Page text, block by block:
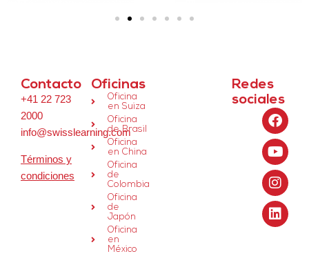
Contacto
+41 22 723
2000
info@swisslearning.com
Términos y
condiciones
Oficinas
Oficina
en Suiza
Oficina
de Brasil
Oficina
en China
Oficina
de
Colombia
Oficina
de
Japón
Oficina
en
México
Redes
sociales